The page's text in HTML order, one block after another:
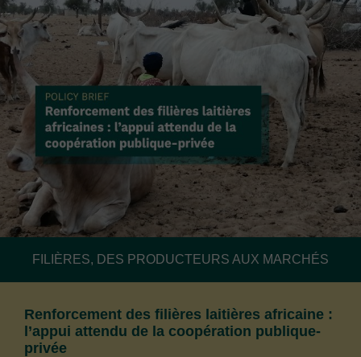
FILIÈRES, DES PRODUCTEURS AUX MARCHÉS
Renforcement des filières laitières africaine :
l’appui attendu de la coopération publique-
privée